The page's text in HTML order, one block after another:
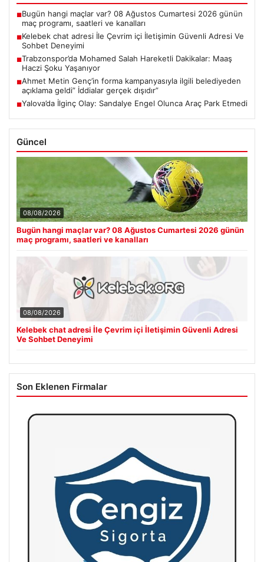
■Bugün hangi maçlar var? 08 Ağustos Cumartesi 2026 günün
maç programı, saatleri ve kanalları
■Kelebek chat adresi İle Çevrim içi İletişimin Güvenli Adresi Ve
Sohbet Deneyimi
■Trabzonspor’da Mohamed Salah Hareketli Dakikalar: Maaş
Haczi Şoku Yaşanıyor
■Ahmet Metin Genç’in forma kampanyasıyla ilgili belediyeden
açıklama geldi” İddialar gerçek dışıdır”
■Yalova’da İlginç Olay: Sandalye Engel Olunca Araç Park Etmedi
Güncel
08/08/2026
Bugün hangi maçlar var? 08 Ağustos Cumartesi 2026 günün
maç programı, saatleri ve kanalları
08/08/2026
Kelebek chat adresi İle Çevrim içi İletişimin Güvenli Adresi
Ve Sohbet Deneyimi
Son Eklenen Firmalar